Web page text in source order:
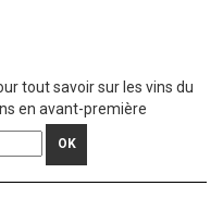
tout savoir sur les vins du
en avant-première
OK